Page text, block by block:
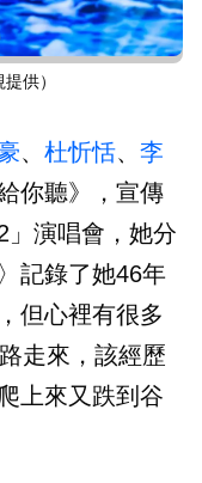
供）
、 杜忻恬、 李
你聽》，宣傳
」演唱會，她分
記錄了她46年
但心裡有很多
走來，該經歷
上來又跌到谷